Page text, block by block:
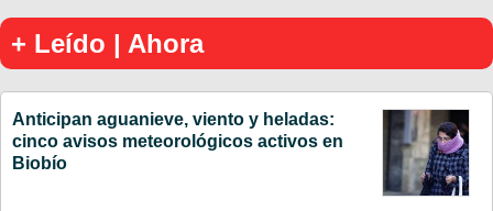
+ Leído | Ahora
Anticipan aguanieve, viento y heladas:
cinco avisos meteorológicos activos en
Biobío